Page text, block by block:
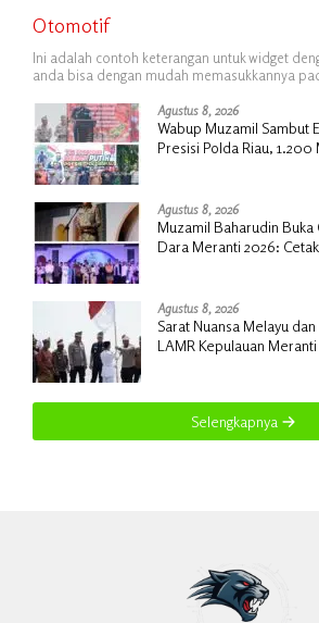
Otomotif
Ini adalah contoh keterangan untuk widget
anda bisa dengan mudah memasukkannya
Agustus 8, 2026
Wabup Muzamil Sambut
Presisi Polda Riau,
Agustus 8, 2026
Muzamil Baharudin Buka
Dara Meranti 2026:
Agustus 8, 2026
Sarat Nuansa Melayu
LAMR Kepulauan
Selengkapnya